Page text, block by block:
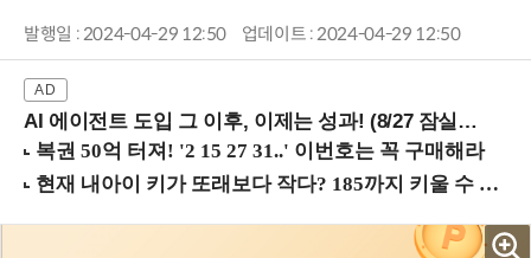
발행일 : 2024-04-29 12:50 업데이트 : 2024-04-29 12:50
AI 에이전트 도입 그 이후, 이제는 성과! (8/27 잠실역)